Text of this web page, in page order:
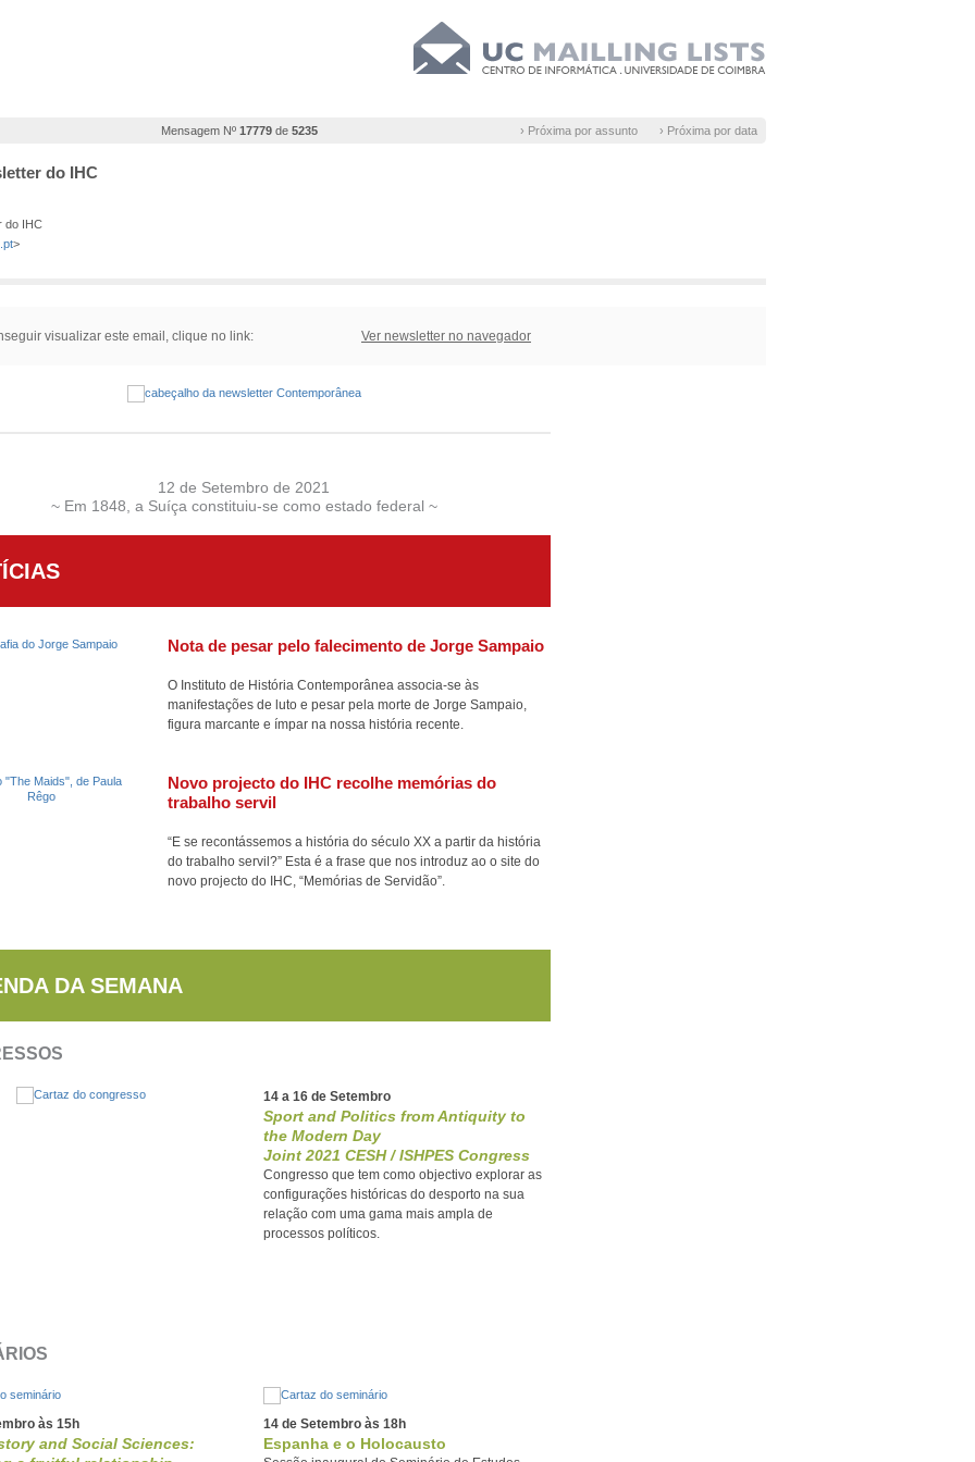
Mensagem Nº 17779 de 5235 › Próxima por assunto › Próxima por data
do IHC
do IHC
>
visualizar este email, clique no link: Ver newsletter no navegador
12 de Setembro de 2021
~ Em 1848, a Suíça constituiu-se como estado federal ~
Nota de pesar pelo falecimento de Jorge Sampaio
O Instituto de História Contemporânea associa-se às
manifestações de luto e pesar pela morte de Jorge Sampaio,
figura marcante e ímpar na nossa história recente.
Novo projecto do IHC recolhe memórias do
trabalho servil
“E se recontássemos a história do século XX a partir da história
do trabalho servil?” Esta é a frase que nos introduz ao o site do
novo projecto do IHC, “Memórias de Servidão”.
DA SEMANA
14 a 16 de Setembro
Sport and Politics from Antiquity to
the Modern Day
Joint 2021 CESH / ISHPES Congress
Congresso que tem como objectivo explorar as
configurações históricas do desporto na sua
relação com uma gama mais ampla de
processos políticos.
às 15h
and Social Sciences:
14 de Setembro às 18h
Espanha e o Holocausto